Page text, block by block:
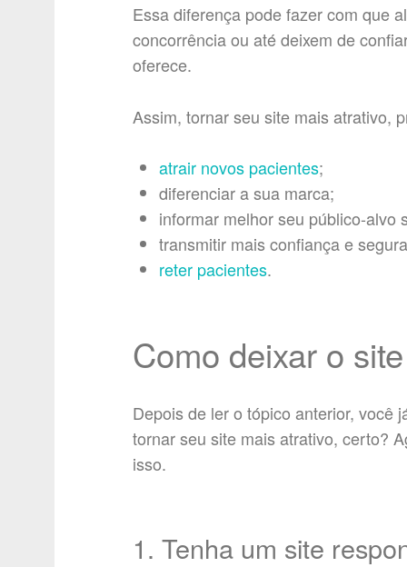
Essa diferença pode fazer com que
concorrência ou até deixem de
oferece.
Assim, tornar seu site mais atrativo,
atrair novos pacientes;
diferenciar a sua marca;
informar melhor seu público-alvo
transmitir mais confiança e
reter pacientes.
Como deixar o
Depois de ler o tópico anterior, você
tornar seu site mais atrativo, certo?
isso.
1. Tenha um site